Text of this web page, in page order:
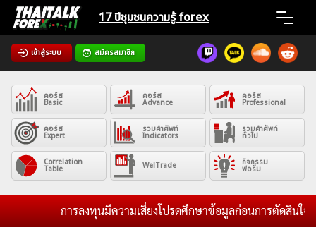
Skip
content
17 ปีชุมชนความรู้ forex
เข้าสู่ระบบ สมัครสมาชิก
Home
News
Articles
VPS Register
คอร์ส
Basic
คอร์ส
Advance
คอร์ส
Professional
คอร์ส
Expert
รวมคำศัพท์
Indicators
รวมคำศัพท์
ทั่วไป
Correlation
Table WelTrade กิจกรรม
ฟอรั่ม
การลงทุนมีความเสี่ยงโปรดศึกษาข้อมูลก่อนการตัดสินใจล